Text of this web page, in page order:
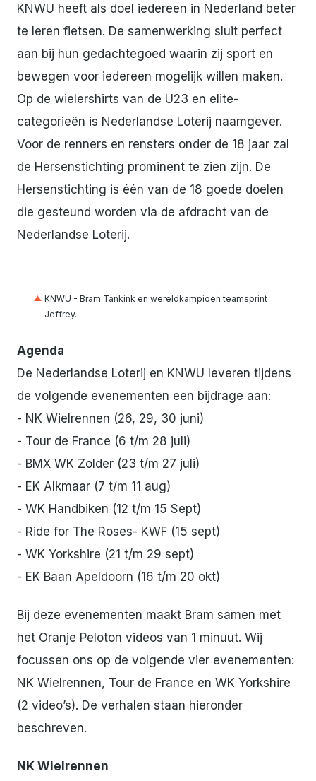
KNWU heeft als doel iedereen in Nederland beter
te leren fietsen. De samenwerking sluit perfect
aan bij hun gedachtegoed waarin zij sport en
bewegen voor iedereen mogelijk willen maken.
Op de wielershirts van de U23 en elite-
categorieën is Nederlandse Loterij naamgever.
Voor de renners en rensters onder de 18 jaar zal
de Hersenstichting prominent te zien zijn. De
Hersenstichting is één van de 18 goede doelen
die gesteund worden via de afdracht van de
Nederlandse Loterij.
KNWU - Bram Tankink en wereldkampioen teamsprint
Jeffrey...
Agenda
De Nederlandse Loterij en KNWU leveren tijdens
de volgende evenementen een bijdrage aan:
- NK Wielrennen (26, 29, 30 juni)
- Tour de France (6 t/m 28 juli)
- BMX WK Zolder (23 t/m 27 juli)
- EK Alkmaar (7 t/m 11 aug)
- WK Handbiken (12 t/m 15 Sept)
- Ride for The Roses- KWF (15 sept)
- WK Yorkshire (21 t/m 29 sept)
- EK Baan Apeldoorn (16 t/m 20 okt)
Bij deze evenementen maakt Bram samen met
het Oranje Peloton videos van 1 minuut. Wij
focussen ons op de volgende vier evenementen:
NK Wielrennen, Tour de France en WK Yorkshire
(2 video’s). De verhalen staan hieronder
beschreven.
NK Wielrennen